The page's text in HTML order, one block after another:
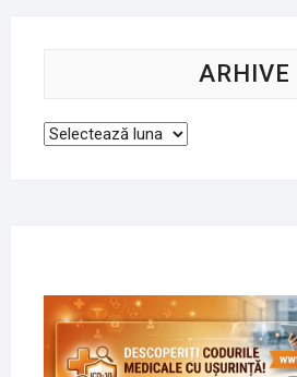
ARHIVE
Arhive